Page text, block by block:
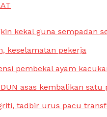
kekal guna sempadan
keselamatan pekerja
pembekal ayam
asas kembalikan
tadbir urus pacu